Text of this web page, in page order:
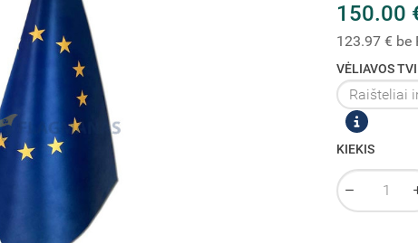
150.00
123.97 € be
VĖLIAVOS
KIEKIS